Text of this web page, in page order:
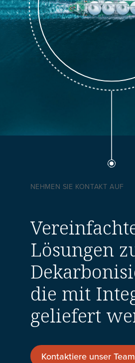
NEHMEN SIE KONTAKT AUF
Lösungen
die mit
geliefert
Kontaktiere unser Team